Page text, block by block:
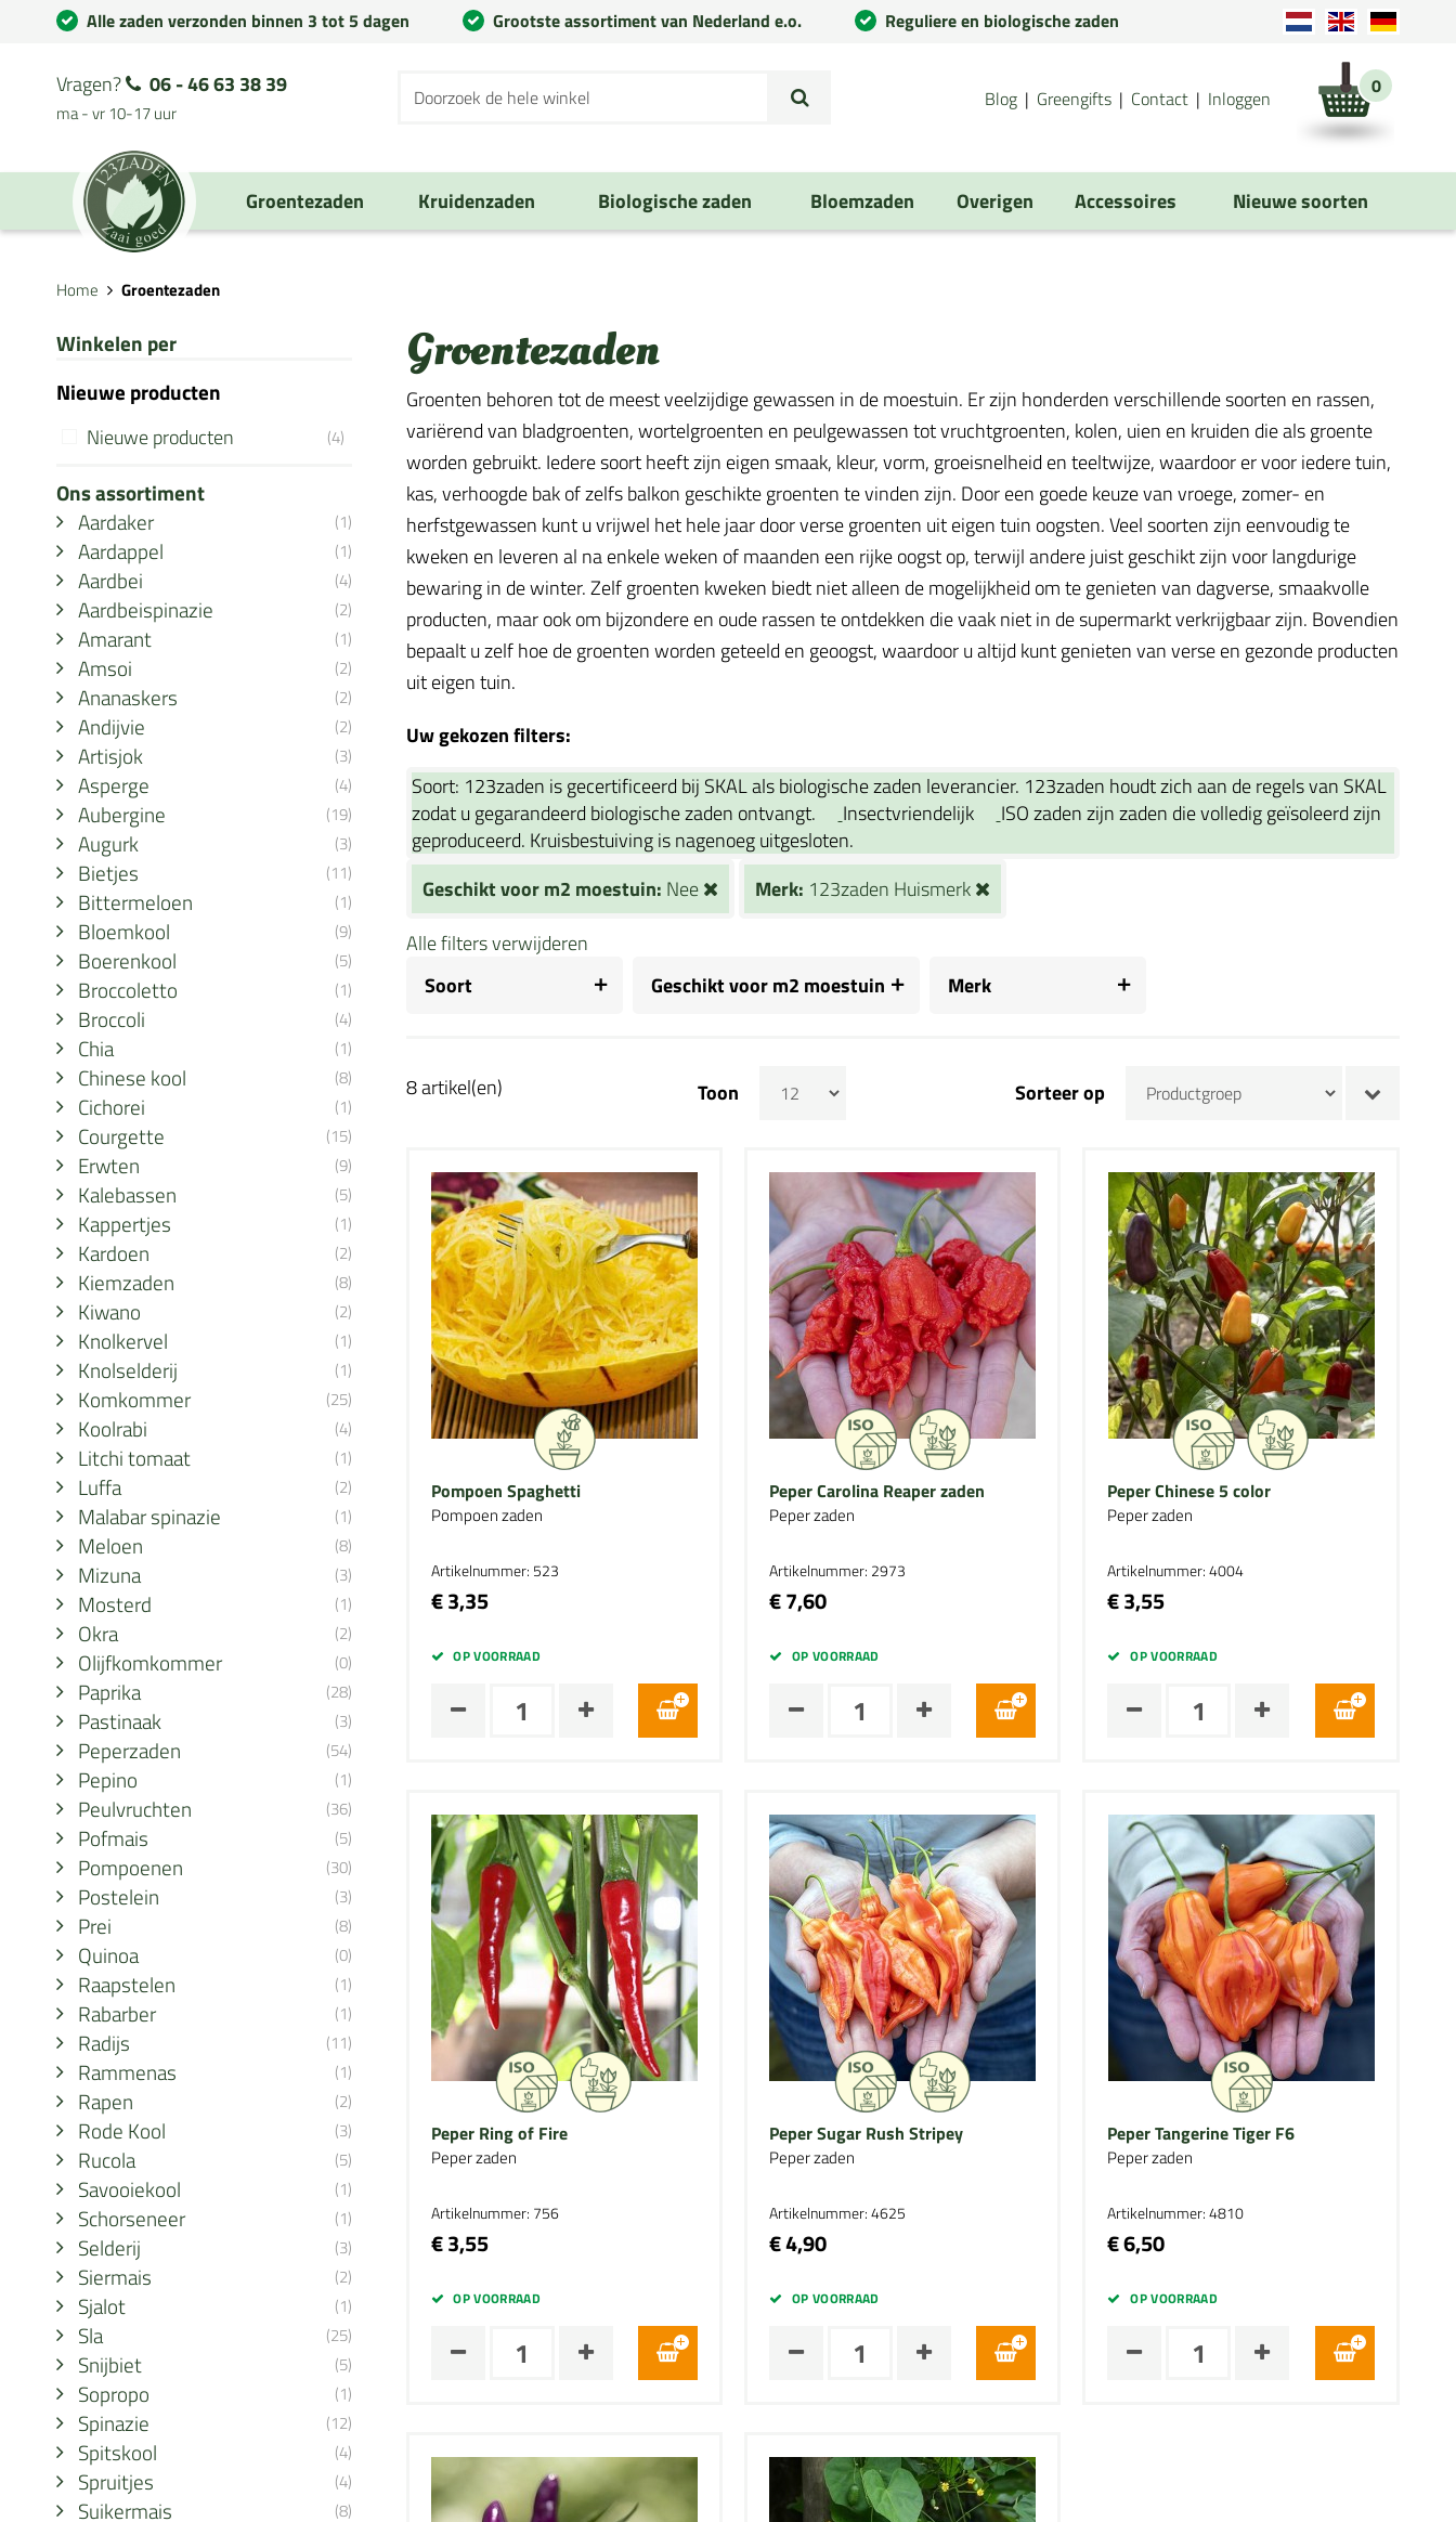
Alle zaden verzonden binnen 3 tot 5 dagen Grootste assortiment van Nederland e.o. Reguliere en biologische zaden
Vragen? 06 - 46 63 38 39
ma - vr 10-17 uur
Blog Greengifts Contact Inloggen 0
Groentezaden Kruidenzaden Biologische zaden Bloemzaden Overigen Accessoires Nieuwe soorten
Home Groentezaden
Winkelen per
Nieuwe producten
Nieuwe producten (4)
Ons assortiment
Aardaker
(1)
Aardappel (1)
Aardbei (4)
Aardbeispinazie (2)
Amarant (1)
Amsoi (2)
Ananaskers (2)
Andijvie (2)
Artisjok (3)
Asperge (4)
Aubergine (19)
Augurk (3)
Bietjes (11)
Bittermeloen (1)
Bloemkool (9)
Boerenkool (5)
Broccoletto (1)
Broccoli (4)
Chia (1)
Chinese kool (8)
Cichorei (1)
Courgette (15)
Erwten (9)
Kalebassen (5)
Kappertjes (1)
Kardoen (2)
Kiemzaden (8)
Kiwano (2)
Knolkervel (1)
Knolselderij (1)
Komkommer (25)
Koolrabi (4)
Litchi tomaat (1)
Luffa (2)
Malabar spinazie (1)
Meloen (8)
Mizuna (3)
Mosterd (1)
Okra (2)
Olijfkomkommer (0)
Paprika (28)
Pastinaak (3)
Peperzaden (54)
Pepino (1)
Peulvruchten (36)
Pofmais (5)
Pompoenen (30)
Postelein (3)
Prei (8)
Quinoa (0)
Raapstelen (1)
Rabarber (1)
Radijs (11)
Rammenas (1)
Rapen (2)
Rode Kool (3)
Rucola (5)
Savooiekool (1)
Schorseneer (1)
Selderij (3)
Siermais (2)
Sjalot (1)
Sla (25)
Snijbiet (5)
Sopropo (1)
Spinazie (12)
Spitskool (4)
Spruitjes (4)
Suikermais (8)
Groentezaden
Groenten behoren tot de meest veelzijdige gewassen in de moestuin. Er zijn honderden verschillende soorten en rassen,
variërend van bladgroenten, wortelgroenten en peulgewassen tot vruchtgroenten, kolen, uien en kruiden die als groente
worden gebruikt. Iedere soort heeft zijn eigen smaak, kleur, vorm, groeisnelheid en teeltwijze, waardoor er voor iedere tuin,
kas, verhoogde bak of zelfs balkon geschikte groenten te vinden zijn. Door een goede keuze van vroege, zomer- en
herfstgewassen kunt u vrijwel het hele jaar door verse groenten uit eigen tuin oogsten. Veel soorten zijn eenvoudig te
kweken en leveren al na enkele weken of maanden een rijke oogst op, terwijl andere juist geschikt zijn voor langdurige
bewaring in de winter. Zelf groenten kweken biedt niet alleen de mogelijkheid om te genieten van dagverse, smaakvolle
producten, maar ook om bijzondere en oude rassen te ontdekken die vaak niet in de supermarkt verkrijgbaar zijn. Bovendien
bepaalt u zelf hoe de groenten worden geteeld en geoogst, waardoor u altijd kunt genieten van verse en gezonde producten
uit eigen tuin.
Uw gekozen filters:
Soort: 123zaden is gecertificeerd bij SKAL als biologische zaden leverancier. 123zaden houdt zich aan de regels van SKAL
zodat u gegarandeerd biologische zaden ontvangt.
Insectvriendelijk
ISO zaden zijn zaden die volledig geïsoleerd zijn
geproduceerd. Kruisbestuiving is nagenoeg uitgesloten.
Geschikt voor m2 moestuin: Nee Merk: 123zaden Huismerk
Alle filters verwijderen
Soort
Geschikt voor m2 moestuin Merk
8 artikel(en) Toon Sorteer op
Pompoen Spaghetti
Pompoen zaden
Artikelnummer: 523
€ 3,35
OP VOORRAAD
Peper Carolina Reaper zaden
Peper zaden
Artikelnummer: 2973
€ 7,60
OP VOORRAAD
Peper Chinese 5 color
Peper zaden
Artikelnummer: 4004
€ 3,55
OP VOORRAAD
Peper Ring of Fire
Peper zaden
Artikelnummer: 756
€ 3,55
OP VOORRAAD
Peper Sugar Rush Stripey
Peper zaden
Artikelnummer: 4625
€ 4,90
OP VOORRAAD
Peper Tangerine Tiger F6
Peper zaden
Artikelnummer: 4810
€ 6,50
OP VOORRAAD